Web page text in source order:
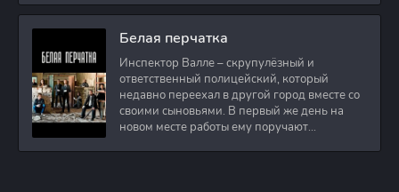
Белая перчатка
Инспектор Валле – скрупулёзный и
ответственный полицейский, который
недавно переехал в другой город вместе со
своими сыновьями. В первый же день на
новом месте работы ему поручают